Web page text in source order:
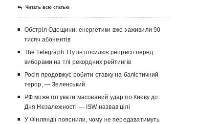
Читать всю статью
Обстріл Одещини: енергетики вже заживили 90
тисяч абонентів
The Telegraph: Путін посилює репресії перед
виборами на тлі рекордних рейтингів
Росія продовжує робити ставку на балістичний
терор, — Зеленський
РФ може готувати масований удар по Києву до
Дня Незалежності — ISW назвав цілі
У Фінляндії пояснили, чому не передаватимуть